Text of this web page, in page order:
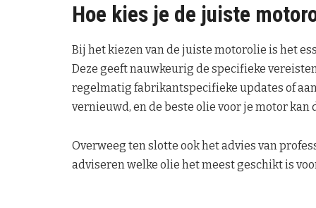
Hoe kies je de juiste
Bij het kiezen van de juiste motorolie is het
Deze geeft nauwkeurig de specifieke
regelmatig fabrikantspecifieke updates of
vernieuwd, en de beste olie voor je motor kan
Overweeg ten slotte ook het advies van
adviseren welke olie het meest geschikt is